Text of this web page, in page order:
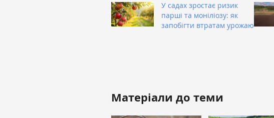
У садах зростає ризик
парші та моніліозу: як
запобігти втратам урожаю
Матеріали до теми